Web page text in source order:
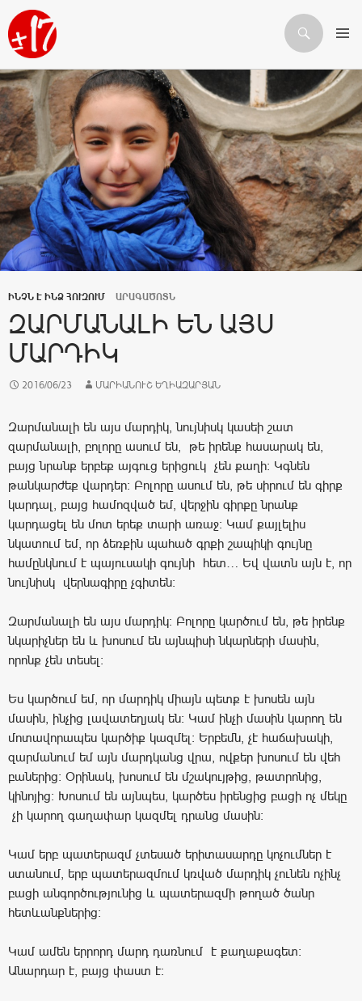
Որոնում
ԱՆՑՆԵԼ ԲՈՎԱՆԴԱԿՈՒԹՅԱՆԸ
ԻՆՉՆ Է ԻՆՁ ՀՈՒԶՈՒՄ ԱՐԱԳԱԾՈՏՆ
ԶԱՐՄԱՆԱԼԻ ԵՆ ԱՅՍ
ՄԱՐԴԻԿ
2016/06/23 ՄԱՐԻԱՆՈՒՇ ԵՂԻԱԶԱՐՅԱՆ
Զարմանալի են այս մարդիկ, նույնիսկ կասեի շատ
զարմանալի, բոլորը ասում են, թե իրենք հասարակ են,
բայց նրանք երբեք այգուց երիցուկ չեն քաղի: Կգնեն
թանկարժեք վարդեր: Բոլորը ասում են, թե սիրում են գիրք
կարդալ, բայց համոզված եմ, վերջին գիրքը նրանք
կարդացել են մոտ երեք տարի առաջ: Կամ քայլելիս
նկատում եմ, որ ձեռքին պահած գրքի շապիկի գույնը
համընկնում է պայուսակի գույնի հետ… Եվ վատն այն է, որ
նույնիսկ վերնագիրը չգիտեն:
Զարմանալի են այս մարդիկ: Բոլորը կարծում են, թե իրենք
նկարիչներ են և խոսում են այնպիսի նկարների մասին,
որոնք չեն տեսել:
Ես կարծում եմ, որ մարդիկ միայն պետք է խոսեն այն
մասին, ինչից լավատեղյակ են: Կամ ինչի մասին կարող են
մոտավորապես կարծիք կազմել: Երբեմն, չէ հաճախակի,
զարմանում եմ այն մարդկանց վրա, ովքեր խոսում են վեհ
բաներից: Օրինակ, խոսում են մշակույթից, թատրոնից,
կինոյից: Խոսում են այնպես, կարծես իրենցից բացի ոչ մեկը
չի կարող գաղափար կազմել դրանց մասին:
Կամ երբ պատերազմ չտեսած երիտասարդը կոչումներ է
ստանում, երբ պատերազմում կռված մարդիկ չունեն ոչինչ
բացի անգործությունից և պատերազմի թողած ծանր
հետևանքներից:
Կամ ամեն երրորդ մարդ դառնում է քաղաքագետ:
Անարդար է, բայց փաստ է: